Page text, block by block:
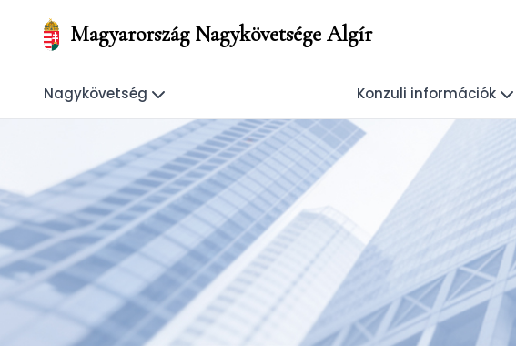
Magyarország Nagykövetsége Algír
Nagykövetség Konzuli információk